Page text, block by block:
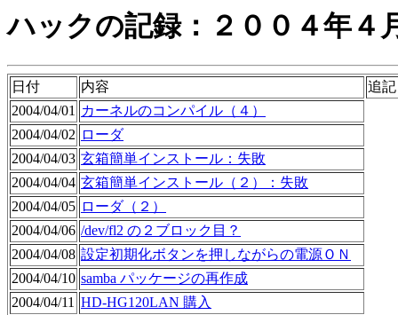
ハックの記録：２００４年４
日付 内容
追記
2004/04/01 カーネルのコンパイル（４）
2004/04/02 ローダ
2004/04/03 玄箱簡単インストール：失敗
2004/04/04 玄箱簡単インストール（２）：失敗
2004/04/05 ローダ（２）
2004/04/06 /dev/fl2 の２ブロック目？
2004/04/08 設定初期化ボタンを押しながらの電源ＯＮ
2004/04/10 samba パッケージの再作成
2004/04/11 HD-HG120LAN 購入